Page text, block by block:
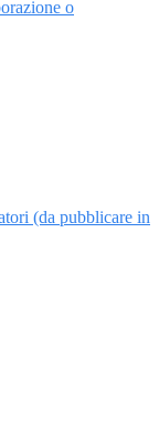
o
(da pubblicare in